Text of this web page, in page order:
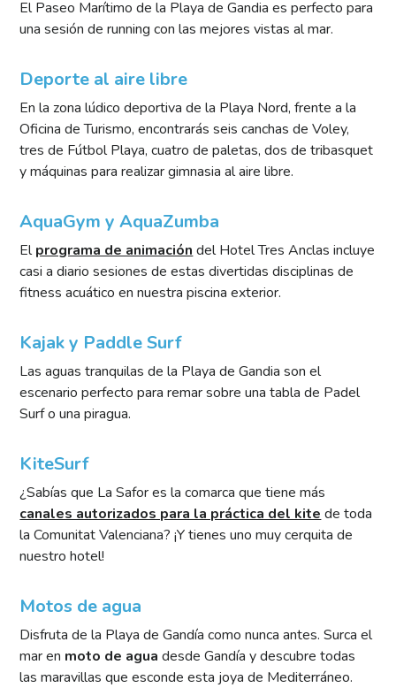
El Paseo Marítimo de la Playa de Gandia es perfecto para
una sesión de running con las mejores vistas al mar.
Deporte al aire libre
En la zona lúdico deportiva de la Playa Nord, frente a la
Oficina de Turismo, encontrarás seis canchas de Voley,
tres de Fútbol Playa, cuatro de paletas, dos de tribasquet
y máquinas para realizar gimnasia al aire libre.
AquaGym y AquaZumba
Elprograma de animación del Hotel Tres Anclas incluye
casi a diario sesiones de estas divertidas disciplinas de
fitness acuático en nuestra piscina exterior.
Kajak y Paddle Surf
Las aguas tranquilas de la Playa de Gandia son el
escenario perfecto para remar sobre una tabla de Padel
Surf o una piragua.
KiteSurf
¿Sabías que La Safor es la comarca que tiene más
canales autorizados para la práctica del kite de toda
la Comunitat Valenciana? ¡Y tienes uno muy cerquita de
nuestro hotel!
Motos de agua
Disfruta de la Playa de Gandía como nunca antes. Surca el
mar en moto de agua desde Gandía y descubre todas
las maravillas que esconde esta joya de Mediterráneo.